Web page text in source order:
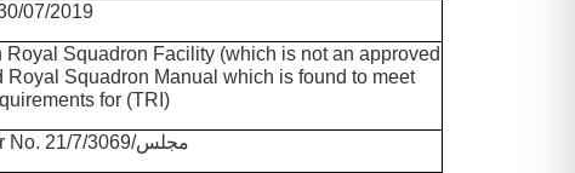
07/2019
Squadron Facility (which is not an approved
Squadron Manual which is found to meet
for (TRI)
CARC letter No. 21/7/مجلس/3069